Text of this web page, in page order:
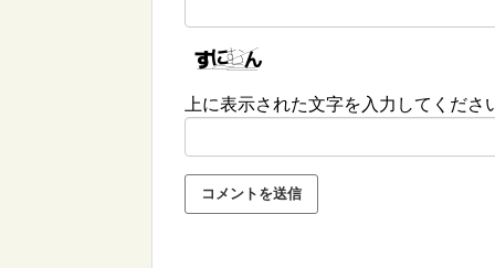
上に表示された文字を入力してくださ